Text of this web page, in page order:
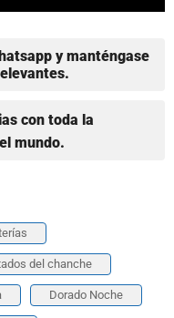
y manténgase
con toda la
mundo.
del chanche
Dorado Noche